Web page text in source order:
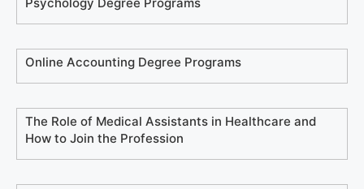
Online Accounting Degree Programs
The Role of Medical Assistants in Healthcare and
How to Join the Profession